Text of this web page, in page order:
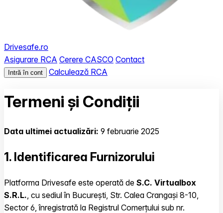
Drivesafe.ro
Asigurare RCA Cerere CASCO Contact
Intră în cont Calculează RCA
Termeni și Condiții
Data ultimei actualizări: 9 februarie 2025
1. Identificarea Furnizorului
Platforma Drivesafe este operată de S.C. Virtualbox
S.R.L. , cu sediul în București, Str. Calea Crangași 8-10,
Sector 6, înregistrată la Registrul Comerțului sub nr.